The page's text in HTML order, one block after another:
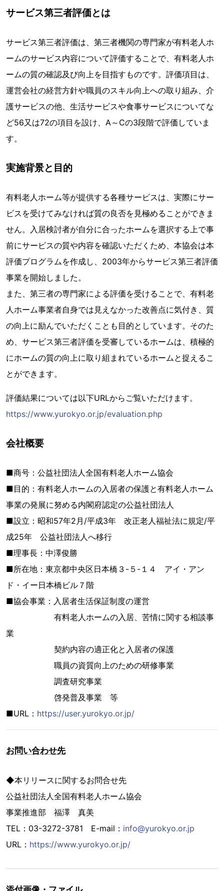
サービス第三者評価とは
サービス第三者評価は、第三者機関の専門家が有料老人ホ
ームのサービス内容について評価することで、有料老人ホ
ームの質の確認及び向上を目指すものです。評価項目は、
運営会社の経営方針や職員のスキル向上への取り組み、介
護サービスの他、生活サービスや食事サービスについてな
ど56又は72の項目を設け、A～Cの3段階で評価していま
す。
実施背景と目的
有料老人ホーム等が提供する各種サービスは、実際にサー
ビスを受けてみなければ質の良否を見極めることができま
せん。入居検討者が自分に合ったホームを選択する上で事
前にサービスの質や内容を確認いただくため、本協会は本
評価プログラムを作成し、2003年からサービス第三者評価
事業を開始しました。
また、第三者の専門家による評価を受けることで、有料老
人ホーム事業者自身では見えなかった改善点に気付き、質
の向上に励んでいただくことも目的としています。そのた
め、サービス第三者評価を受審しているホームは、積極的
にホームの質の向上に取り組まれているホームと捉えるこ
とができます。
評価結果については以下URLからご覧いただけます。
https://www.yurokyo.or.jp/evaluation.php
会社概要
■商号：公益社団法人全国有料老人ホーム協会
■目的：有料老人ホームの入居者の保護と有料老人ホーム
事業の発展に努める内閣府認定の公益社団法人
■設立：昭和57年2月/平成3年 改正老人福祉法に規定/平
成25年 公益社団法人へ移行
■理事長：中澤俊勝
■所在地：東京都中央区日本橋３-５-１４ アイ・アン
ド・イー日本橋ビル７階
■協会事業：入居者生活保証制度の運営
有料老人ホームの入居、苦情に関する相談事
業
契約内容の適正化と入居者の保護
職員の資質向上のための研修事業
調査研究事業
啓発普及事業 等
■URL： https://user.yurokyo.or.jp/
お問い合わせ先
◆本リリースに関するお問合せ先
公益社団法人全国有料老人ホーム協会
事業推進部 福澤 真美
TEL：03-3272-3781 E-mail： info@yurokyo.or.jp
URL： https://www.yurokyo.or.jp/